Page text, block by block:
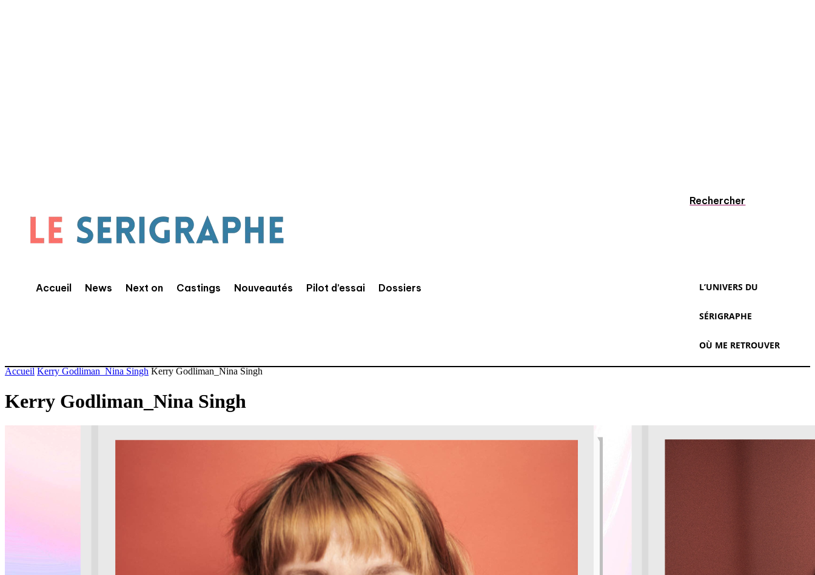
Accueil News Next on Castings Nouveautés Pilot d’essai Dossiers
Rechercher
L’UNIVERS DU
SÉRIGRAPHE
OÙ ME RETROUVER
Accueil Kerry Godliman_Nina Singh Kerry Godliman_Nina Singh
Kerry Godliman_Nina Singh